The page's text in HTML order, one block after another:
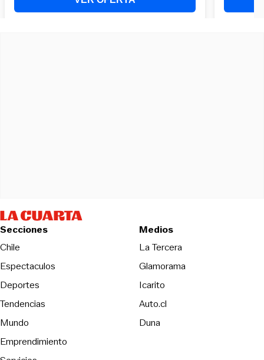
Secciones
Chile
Espectaculos
Deportes
Tendencias
Mundo
Emprendimiento
Medios
La TerceraOpens in new
Glamorama
Icarito
Auto.cl
DunaOpens in new window